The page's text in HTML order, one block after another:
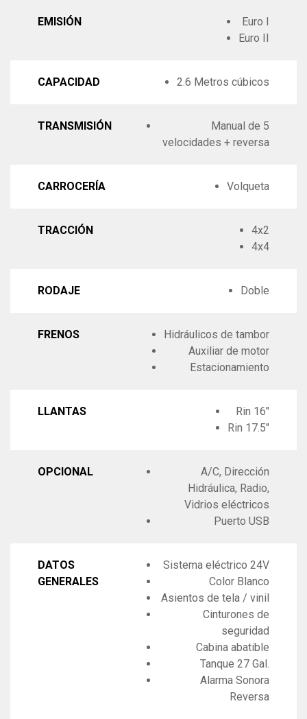
EMISIÓN
Euro I
Euro II
CAPACIDAD 2.6 Metros cúbicos
TRANSMISIÓN
Manual de 5
velocidades + reversa
CARROCERÍA Volqueta
TRACCIÓN
4x2
4x4
RODAJE Doble
FRENOS
Hidráulicos de tambor
Auxiliar de motor
Estacionamiento
LLANTAS
Rin 16"
Rin 17.5"
OPCIONAL
A/C, Dirección
Hidráulica, Radio,
Vidrios eléctricos
Puerto USB
DATOS
GENERALES
Sistema eléctrico 24V
Color Blanco
Asientos de tela / vinil
Cinturones de
seguridad
Cabina abatible
Tanque 27 Gal.
Alarma Sonora
Reversa